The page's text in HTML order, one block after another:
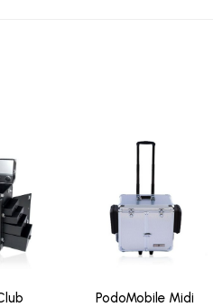
PodoMobile Midi